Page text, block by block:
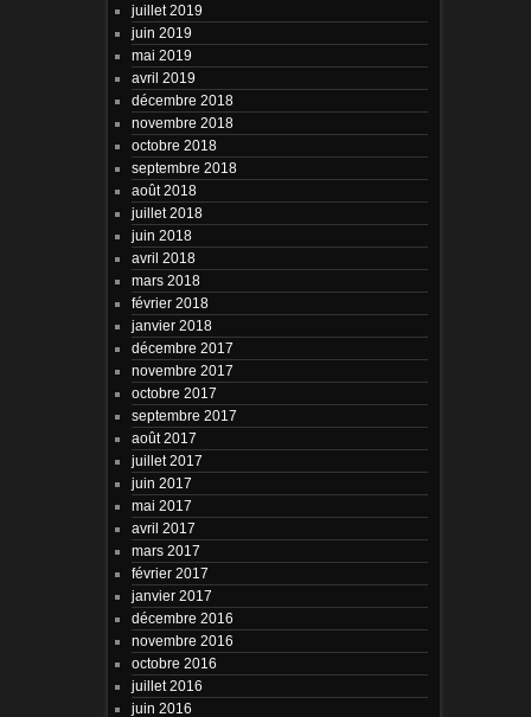
juillet 2019
juin 2019
mai 2019
avril 2019
décembre 2018
novembre 2018
octobre 2018
septembre 2018
août 2018
juillet 2018
juin 2018
avril 2018
mars 2018
février 2018
janvier 2018
décembre 2017
novembre 2017
octobre 2017
septembre 2017
août 2017
juillet 2017
juin 2017
mai 2017
avril 2017
mars 2017
février 2017
janvier 2017
décembre 2016
novembre 2016
octobre 2016
juillet 2016
juin 2016